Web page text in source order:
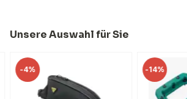
Unsere Auswahl für Sie
-4% -14%